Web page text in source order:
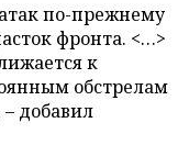
по-прежнему
фронта. <…>
к
обстрелам
добавил